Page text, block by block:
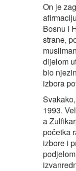
On je
Bosnu i
strane,
dijelom
bio
izbora
1993.
a
početka
izbore i